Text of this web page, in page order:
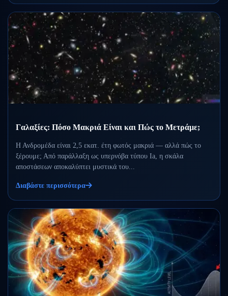
Γαλαξίες: Πόσο Μακριά Είναι και Πώς το Μετράμε;
Η Ανδρομέδα είναι 2,5 εκατ. έτη φωτός μακριά — αλλά πώς το
ξέρουμε; Από παράλλαξη ως υπερνόβα τύπου Ia, η σκάλα
αποστάσεων αποκαλύπτει μυστικά του...
Διαβάστε περισσότερα